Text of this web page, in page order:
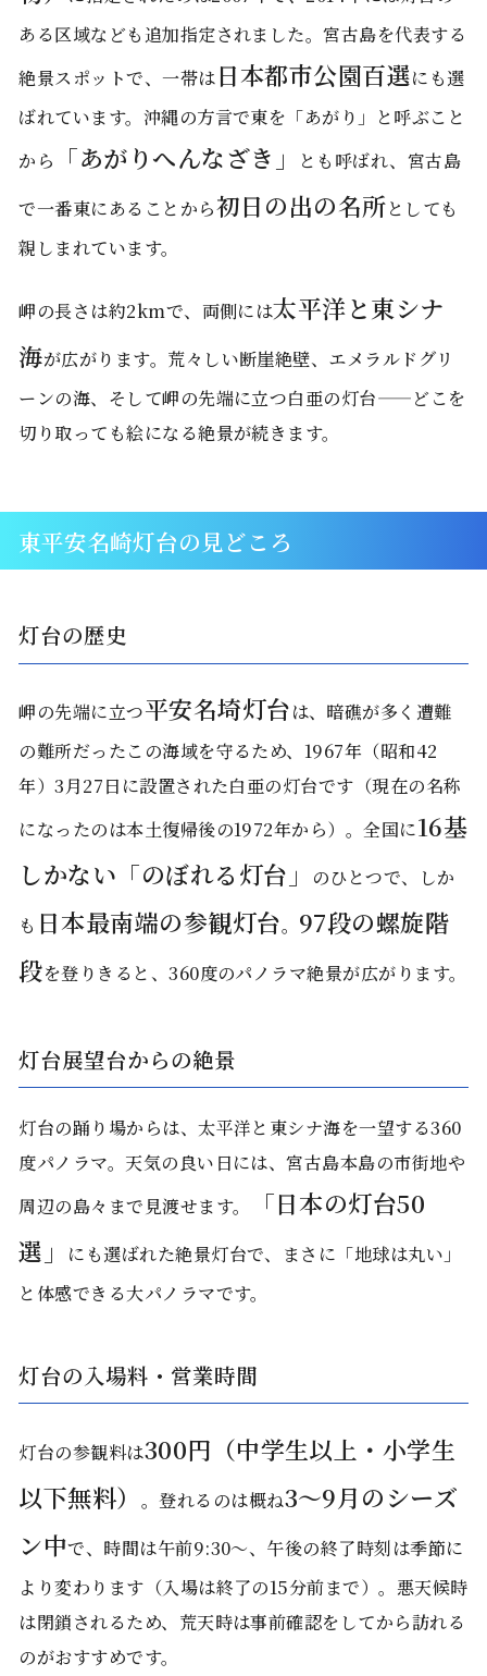
ある区域なども追加指定されました。宮古島を代表する
絶景スポットで、一帯は 日本都市公園百選にも選
ばれています。沖縄の方言で東を「あがり」と呼ぶこと
から
「あがりへんなざき」
とも呼ばれ、宮古島
で一番東にあることから初日の出の名所としても
親しまれています。
岬の長さは約2kmで、両側には太平洋と東シナ
海が広がります。荒々しい断崖絶壁、エメラルドグリ
ーンの海、そして岬の先端に立つ白亜の灯台——どこを
切り取っても絵になる絶景が続きます。
東平安名崎灯台の見どころ
灯台の歴史
岬の先端に立つ平安名埼灯台は、暗礁が多く遭難
の難所だったこの海域を守るため、1967年（昭和42
年）3月27日に設置された白亜の灯台です（現在の名称
になったのは本土復帰後の1972年から）。全国に16基
しかない「のぼれる灯台」
のひとつで、しか
も 日本最南端の参観灯台。 97段の螺旋階
段を登りきると、360度のパノラマ絶景が広がります。
灯台展望台からの絶景
灯台の踊り場からは、太平洋と東シナ海を一望する360
度パノラマ。天気の良い日には、宮古島本島の市街地や
周辺の島々まで見渡せます。
「日本の灯台50
選」
にも選ばれた絶景灯台で、まさに「地球は丸い」
と体感できる大パノラマです。
灯台の入場料・営業時間
灯台の参観料は300円（中学生以上・小学生
以下無料）
。登れるのは概ね3〜9月のシーズ
ン中で、時間は午前9:30〜、午後の終了時刻は季節に
より変わります（入場は終了の15分前まで）。悪天候時
は閉鎖されるため、荒天時は事前確認をしてから訪れる
のがおすすめです。